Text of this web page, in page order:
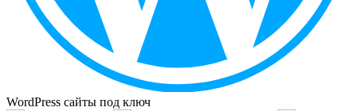
WordPress сайты под ключ